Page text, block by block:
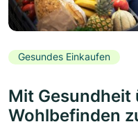
Gesundes Einkaufen
Mit Gesundheit
Wohlbefinden